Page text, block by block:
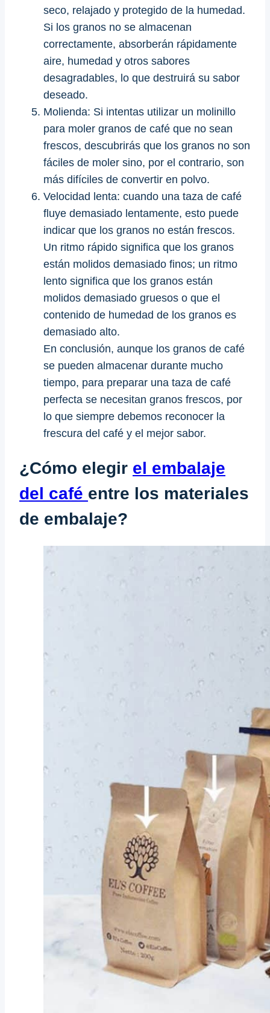
seco, relajado y protegido de la humedad.
Si los granos no se almacenan
correctamente, absorberán rápidamente
aire, humedad y otros sabores
desagradables, lo que destruirá su sabor
deseado.
Molienda: Si intentas utilizar un molinillo
para moler granos de café que no sean
frescos, descubrirás que los granos no son
fáciles de moler sino, por el contrario, son
más difíciles de convertir en polvo.
Velocidad lenta: cuando una taza de café
fluye demasiado lentamente, esto puede
indicar que los granos no están frescos.
Un ritmo rápido significa que los granos
están molidos demasiado finos; un ritmo
lento significa que los granos están
molidos demasiado gruesos o que el
contenido de humedad de los granos es
demasiado alto.
En conclusión, aunque los granos de café
se pueden almacenar durante mucho
tiempo, para preparar una taza de café
perfecta se necesitan granos frescos, por
lo que siempre debemos reconocer la
frescura del café y el mejor sabor.
¿Cómo elegir el embalaje
del café entre los materiales
de embalaje?